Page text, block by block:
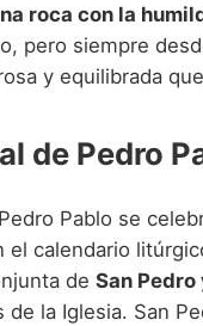
roca con la
pero siempre
y equilibrada
de Pedro
Pablo se
el calendario
de San Pedro
de la Iglesia. San